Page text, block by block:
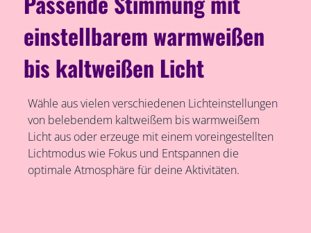
einstellbarem warmweißen
bis kaltweißen Licht
Wähle aus vielen verschiedenen Lichteinstellungen
von belebendem kaltweißem bis warmweißem
Licht aus oder erzeuge mit einem voreingestellten
Lichtmodus wie Fokus und Entspannen die
optimale Atmosphäre für deine Aktivitäten.